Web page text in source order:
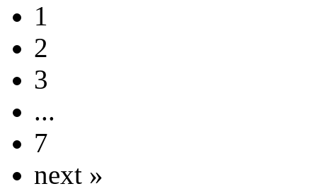
1
2
3
...
7
next »